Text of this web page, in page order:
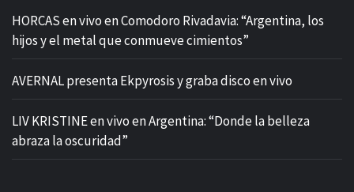
HORCAS en vivo en Comodoro Rivadavia: “Argentina, los
hijos y el metal que conmueve cimientos”
AVERNAL presenta Ekpyrosis y graba disco en vivo
LIV KRISTINE en vivo en Argentina: “Donde la belleza
abraza la oscuridad”